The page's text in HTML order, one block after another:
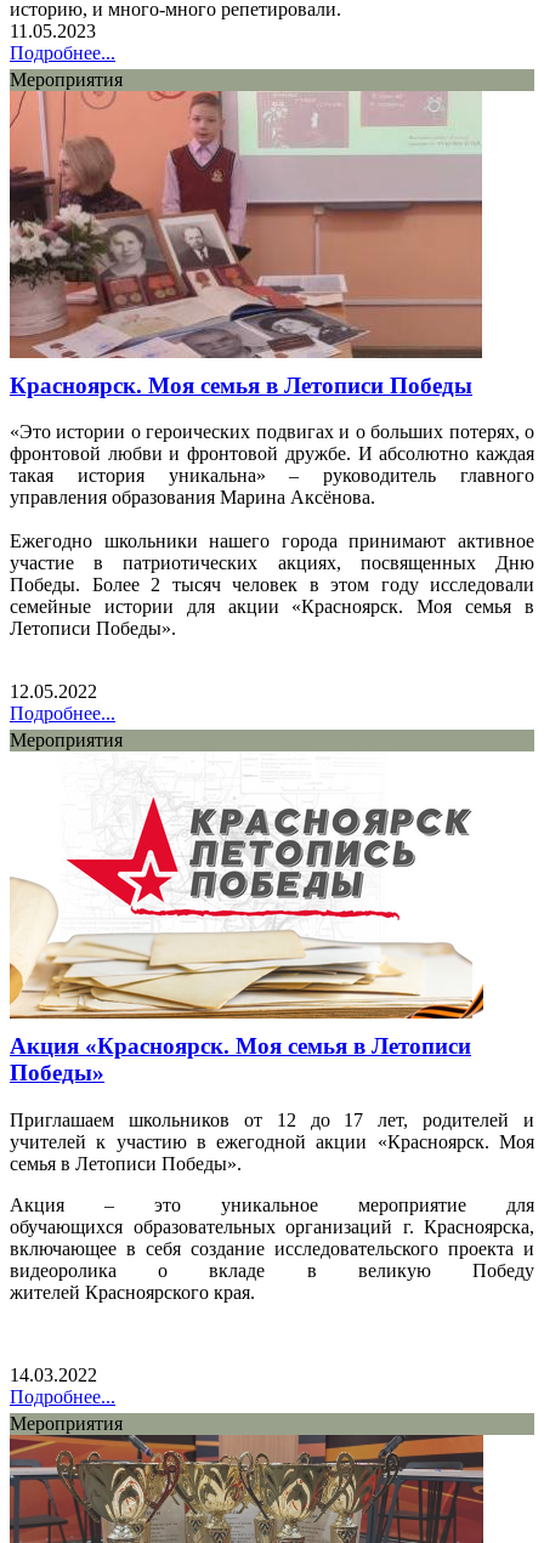
историю, и много-много репетировали.
11.05.2023
Подробнее...
Мероприятия
Красноярск. Моя семья в Летописи Победы
«Это истории о героических подвигах и о больших потерях, о
фронтовой любви и фронтовой дружбе. И абсолютно каждая
такая история уникальна» – руководитель главного
управления образования Марина Аксёнова.
Ежегодно школьники нашего города принимают активное
участие в патриотических акциях, посвященных Дню
Победы. Более 2 тысяч человек в этом году исследовали
семейные истории для акции «Красноярск. Моя семья в
Летописи Победы».
12.05.2022
Подробнее...
Мероприятия
Акция «Красноярск. Моя семья в Летописи
Победы»
Приглашаем школьников от 12 до 17 лет, родителей и
учителей к участию в ежегодной акции «Красноярск. Моя
семья в Летописи Победы».
Акция – это уникальное мероприятие для
обучающихся образовательных организаций г. Красноярска,
включающее в себя создание исследовательского проекта и
видеоролика о вкладе в великую Победу
жителей Красноярского края.
14.03.2022
Подробнее...
Мероприятия